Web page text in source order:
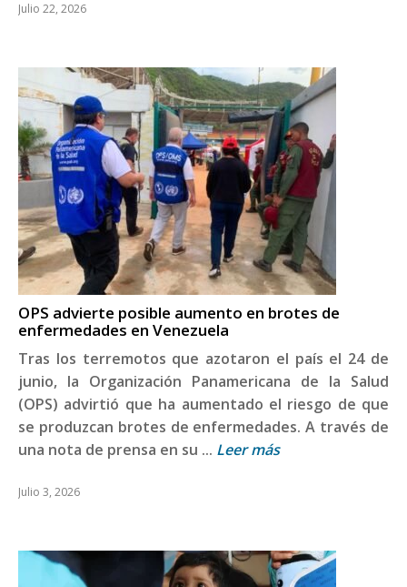
Julio 22, 2026
OPS advierte posible aumento en brotes de
enfermedades en Venezuela
Tras los terremotos que azotaron el país el 24 de
junio, la Organización Panamericana de la Salud
(OPS) advirtió que ha aumentado el riesgo de que
se produzcan brotes de enfermedades. A través de
una nota de prensa en su ... Leer más
Julio 3, 2026